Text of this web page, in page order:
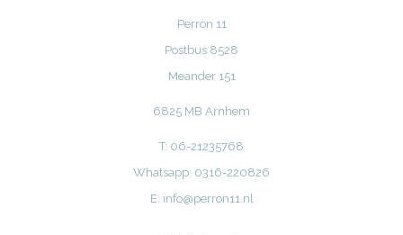
Perron 11
Postbus 8528
Meander 151
6825 MB Arnhem
T: 06-21235768
Whatsapp: 0316-220826
E: info@perron11.nl